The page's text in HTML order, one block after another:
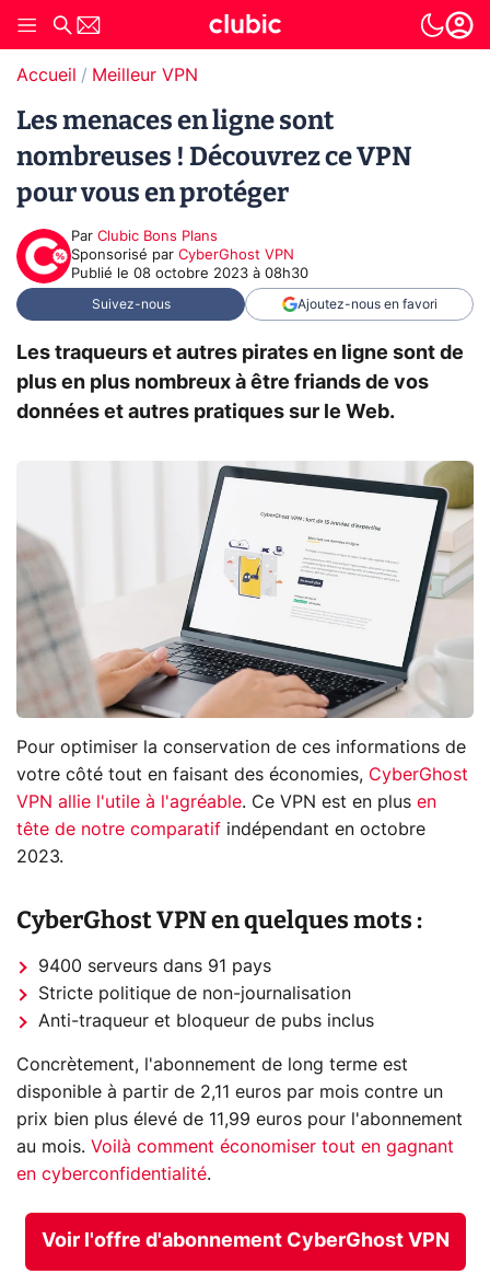
Accueil Meilleur VPN
Les menaces en ligne sont
nombreuses ! Découvrez ce VPN
pour vous en protéger
Par Clubic Bons Plans
sponsorisé par CyberGhost VPN
Publié le 08 octobre 2023 à 08h30
Suivez-nous Ajoutez-nous en favori
Les traqueurs et autres pirates en ligne sont de
plus en plus nombreux à être friands de vos
données et autres pratiques sur le Web.
Pour optimiser la conservation de ces informations de
votre côté tout en faisant des économies, CyberGhost
VPN allie l'utile à l'agréable. Ce VPN est en plus en
tête de notre comparatif indépendant en octobre
2023.
CyberGhost VPN en quelques mots :
9400 serveurs dans 91 pays
Stricte politique de non-journalisation
Anti-traqueur et bloqueur de pubs inclus
Concrètement, l'abonnement de long terme est
disponible à partir de 2,11 euros par mois contre un
prix bien plus élevé de 11,99 euros pour l'abonnement
au mois. Voilà comment économiser tout en gagnant
en cyberconfidentialité.
Voir l'offre d'abonnement CyberGhost VPN